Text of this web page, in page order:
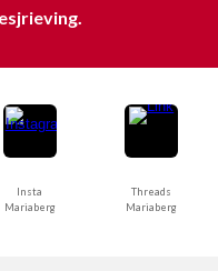
Insta
Mariaberg
Threads
Mariaberg